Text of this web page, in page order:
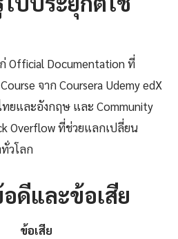
Official Documentation ที่
จาก Coursera Udemy edX
ยและอังกฤษ และ Community
Overflow ที่ช่วยแลกเปลี่ยน
วโลก
ดีและข้อเสีย
ข้อเสีย